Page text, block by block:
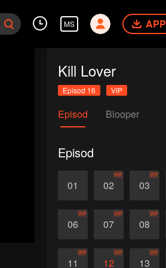
MS APP
Kill Lover
Episod 16 VIP
Episod Blooper
Episod
01 02
VIP
03
VIP
06
VIP
07
VIP
08
VIP
11
VIP
12
VIP
13
VIP